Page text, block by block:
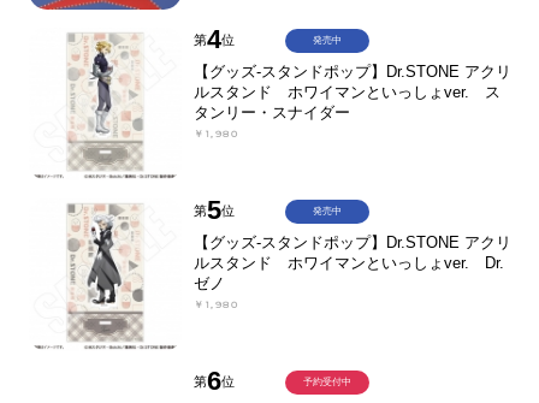
第4位
【グッズ-スタンドポップ】Dr.STONE アクリ
ルスタンド ホワイマンといっしょver. ス
タンリー・スナイダー
￥1,980
発売中
第5位
【グッズ-スタンドポップ】Dr.STONE アクリ
ルスタンド ホワイマンといっしょver. Dr.
ゼノ
￥1,980
発売中
第6位 予約受付中